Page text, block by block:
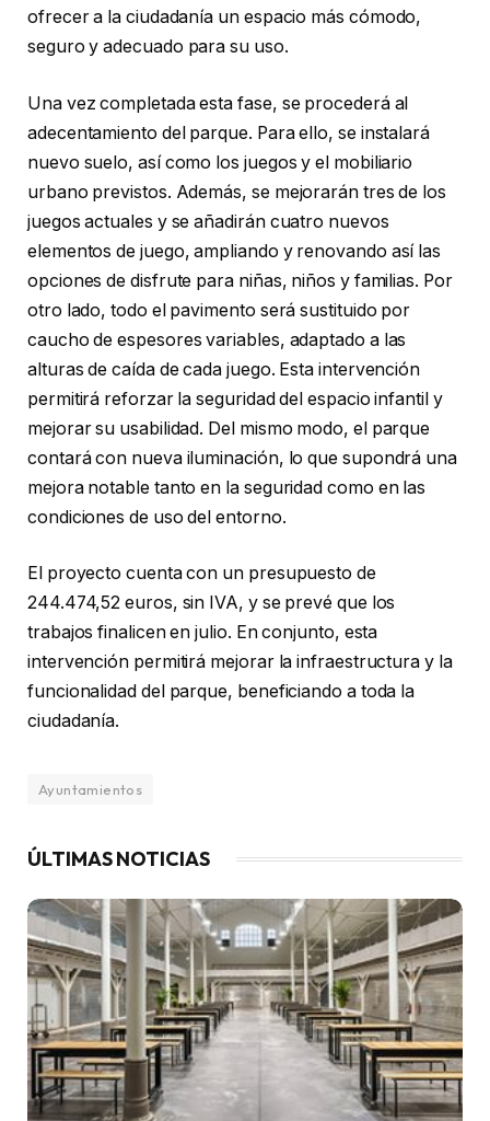
ofrecer a la ciudadanía un espacio más cómodo,
seguro y adecuado para su uso.
Una vez completada esta fase, se procederá al
adecentamiento del parque. Para ello, se instalará
nuevo suelo, así como los juegos y el mobiliario
urbano previstos. Además, se mejorarán tres de los
juegos actuales y se añadirán cuatro nuevos
elementos de juego, ampliando y renovando así las
opciones de disfrute para niñas, niños y familias. Por
otro lado, todo el pavimento será sustituido por
caucho de espesores variables, adaptado a las
alturas de caída de cada juego. Esta intervención
permitirá reforzar la seguridad del espacio infantil y
mejorar su usabilidad. Del mismo modo, el parque
contará con nueva iluminación, lo que supondrá una
mejora notable tanto en la seguridad como en las
condiciones de uso del entorno.
El proyecto cuenta con un presupuesto de
244.474,52 euros, sin IVA, y se prevé que los
trabajos finalicen en julio. En conjunto, esta
intervención permitirá mejorar la infraestructura y la
funcionalidad del parque, beneficiando a toda la
ciudadanía.
Ayuntamientos
ÚLTIMAS NOTICIAS